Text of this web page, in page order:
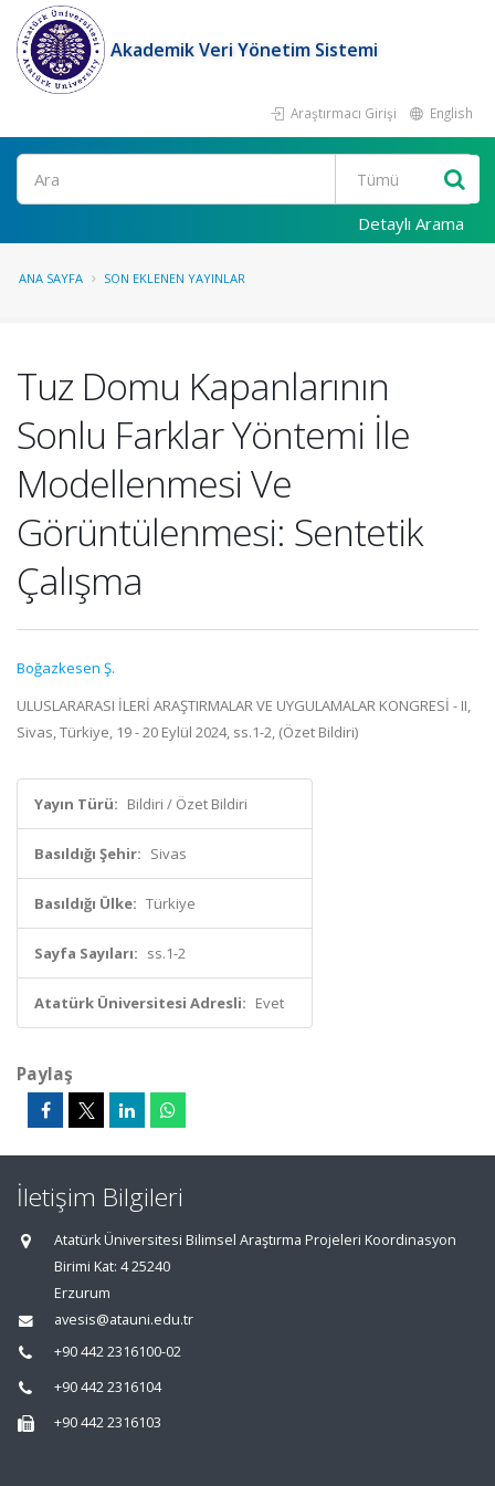
Akademik Veri Yönetim Sistemi
Araştırmacı Girişi English
Ara
Detaylı Arama
ANA SAYFA SON EKLENEN YAYINLAR
Tuz Domu Kapanlarının
Sonlu Farklar Yöntemi İle
Modellenmesi Ve
Görüntülenmesi: Sentetik
Çalışma
Boğazkesen Ş.
ULUSLARARASI İLERİ ARAŞTIRMALAR VE UYGULAMALAR KONGRESİ - II,
Sivas, Türkiye, 19 - 20 Eylül 2024, ss.1-2, (Özet Bildiri)
Yayın Türü: Bildiri / Özet Bildiri
Basıldığı Şehir: Sivas
Basıldığı Ülke: Türkiye
Sayfa Sayıları: ss.1-2
Atatürk Üniversitesi Adresli: Evet
Paylaş
İletişim Bilgileri
Atatürk Üniversitesi Bilimsel Araştırma Projeleri Koordinasyon
Birimi Kat: 4 25240
Erzurum
avesis@atauni.edu.tr
+90 442 2316100-02
+90 442 2316104
+90 442 2316103